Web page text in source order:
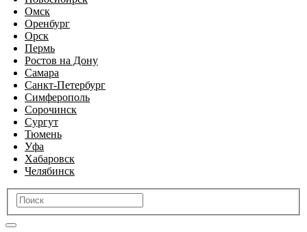
Омск
Оренбург
Орск
Пермь
Ростов на Дону
Самара
Санкт-Петербург
Симферополь
Сорочинск
Сургут
Тюмень
Уфа
Хабаровск
Челябинск